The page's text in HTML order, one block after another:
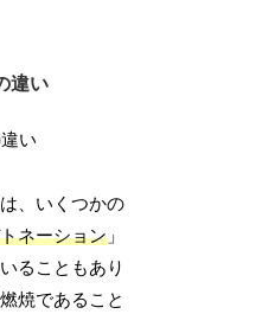
違い
、いくつかの
ネーション 」
ることもあり
焼であること